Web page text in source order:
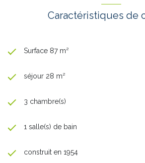
Caractéristiques de
Surface 87 m²
séjour 28 m²
3 chambre(s)
1 salle(s) de bain
construit en 1954